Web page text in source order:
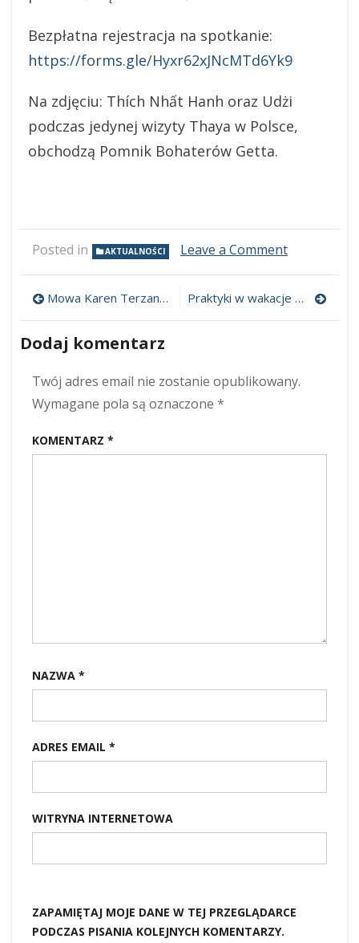
Bezpłatna rejestracja na spotkanie:
https://forms.gle/Hyxr62xJNcMTd6Yk9
Na zdjęciu: Thích Nhất Hanh oraz Udżi
podczas jedynej wizyty Thaya w Polsce,
obchodzą Pomnik Bohaterów Getta.
Posted in AKTUALNOŚCI Leave a Commenton
krok
niesie
mistrzem
zen
Nawigacja
wpisu
Mowa Karen Terzano, spadkobierczyni Barrego Magida 20.06. o 12 ONLINE Praktyki w wakacje w Fundacji
Dodaj komentarz
Twój adres email nie zostanie opublikowany.
Wymagane pola są oznaczone *
KOMENTARZ *
NAZWA *
ADRES EMAIL *
WITRYNA INTERNETOWA
ZAPAMIĘTAJ MOJE DANE W TEJ PRZEGLĄDARCE
PODCZAS PISANIA KOLEJNYCH KOMENTARZY.